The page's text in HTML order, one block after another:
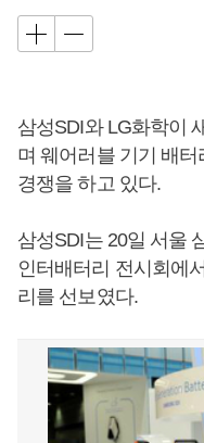
삼성SDI와 LG화학이
며 웨어러블 기기 배
경쟁을 하고 있다.
삼성SDI는 20일 서울
인터배터리 전시회에
리를 선보였다.